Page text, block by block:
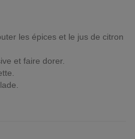
les épices et le jus de citron
et faire dorer.